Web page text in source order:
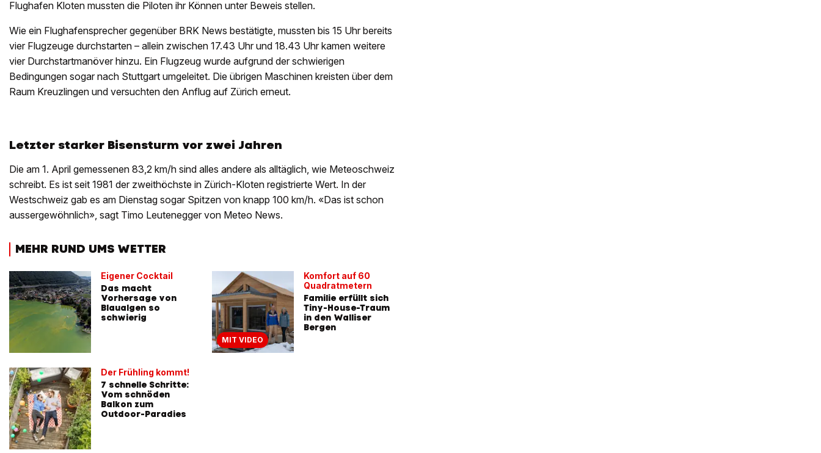
Flughafen Kloten mussten die Piloten ihr Können unter Beweis stellen.
Wie ein Flughafensprecher gegenüber BRK News bestätigte, mussten bis 15 Uhr bereits
vier Flugzeuge durchstarten – allein zwischen 17.43 Uhr und 18.43 Uhr kamen weitere
vier Durchstartmanöver hinzu. Ein Flugzeug wurde aufgrund der schwierigen
Bedingungen sogar nach Stuttgart umgeleitet. Die übrigen Maschinen kreisten über dem
Raum Kreuzlingen und versuchten den Anflug auf Zürich erneut.
Letzter starker Bisensturm vor zwei Jahren
Die am 1. April gemessenen 83,2 km/h sind alles andere als alltäglich, wie Meteoschweiz
schreibt. Es ist seit 1981 der zweithöchste in Zürich-Kloten registrierte Wert. In der
Westschweiz gab es am Dienstag sogar Spitzen von knapp 100 km/h. «Das ist schon
aussergewöhnlich», sagt Timo Leutenegger von Meteo News.
MEHR RUND UMS WETTER
Eigener Cocktail
Das macht
Vorhersage von
Blaualgen so
schwierig
Der Frühling kommt!
7 schnelle Schritte:
Vom schnöden
Balkon zum
Outdoor-Paradies
MIT VIDEO
Komfort auf 60
Quadratmetern
Familie erfüllt sich
Tiny-House-Traum
in den Walliser
Bergen